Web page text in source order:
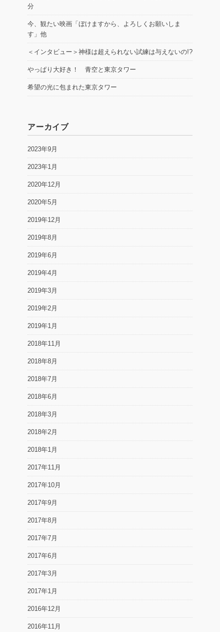
分
今、観たい映画「ぼけますから、よろしくお願いしま
す」他
＜インタビュー＞神様は超えられない試練は与えないの!?
やっぱり大好き！ 青空と東京タワー
希望の光に包まれた東京タワー
アーカイブ
2023年9月
2023年1月
2020年12月
2020年5月
2019年12月
2019年8月
2019年6月
2019年4月
2019年3月
2019年2月
2019年1月
2018年11月
2018年8月
2018年7月
2018年6月
2018年3月
2018年2月
2018年1月
2017年11月
2017年10月
2017年9月
2017年8月
2017年7月
2017年6月
2017年3月
2017年1月
2016年12月
2016年11月